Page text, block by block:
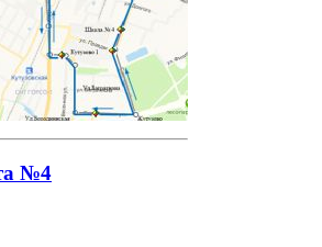
№4